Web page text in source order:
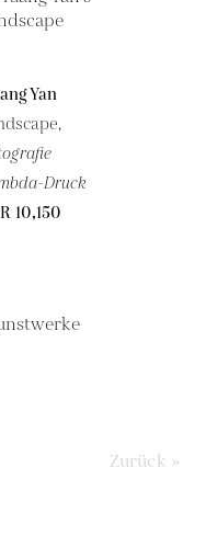
Yan
Druck
10,150
Zurück »